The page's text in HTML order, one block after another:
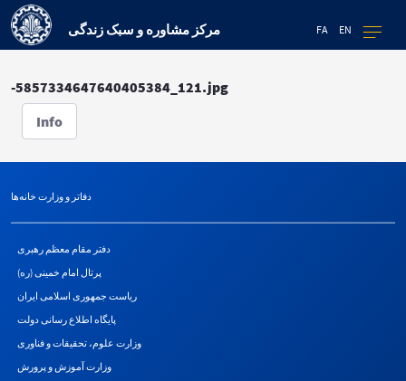
FA EN مرکز مشاوره و سبک زندگی
-5857334647640405384_121.jpg
Info
دفاتر و وزارت خانه‌ها
دفتر مقام معظم رهبری
پرتال امام خمینی (ره)
ریاست جمهوری اسلامی ایران
پایگاه اطلاع رسانی دولت
وزارت علوم، تحقیقات و فناوری
وزارت آموزش و پرورش